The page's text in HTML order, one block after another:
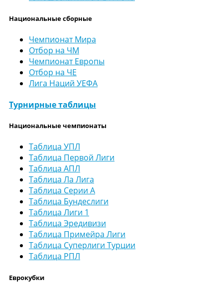
Национальные сборные
Чемпионат Мира
Отбор на ЧМ
Чемпионат Европы
Отбор на ЧЕ
Лига Наций УЕФА
Турнирные таблицы
Национальные чемпионаты
Таблица УПЛ
Таблица Первой Лиги
Таблица АПЛ
Таблица Ла Лига
Таблица Серии А
Таблица Бундеслиги
Таблица Лиги 1
Таблица Эредивизи
Таблица Примейра Лиги
Таблица Суперлиги Турции
Таблица РПЛ
Еврокубки